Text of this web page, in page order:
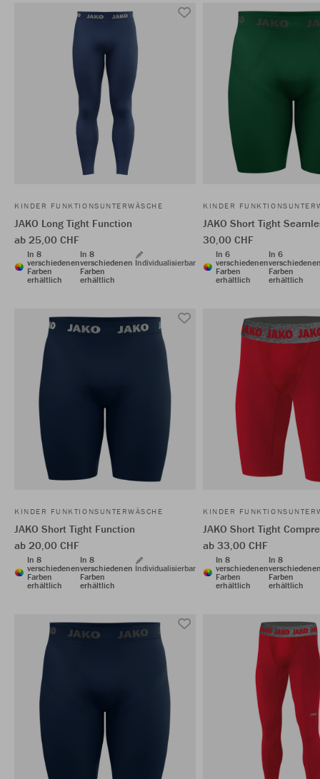
KINDER FUNKTIONSUNTERWÄSCHE
JAKO Long Tight Function
ab 25,00 CHF
In 8
verschiedenen
Farben
erhältlich
In 8
verschiedenen
Farben
erhältlich
Individualisierbar
KINDER
JAKO Short Tight
30,00 CHF
In 6
verschiedenen
Farben
erhältlich
In 6
Farben
erhältlich
KINDER FUNKTIONSUNTERWÄSCHE
JAKO Short Tight Function
ab 20,00 CHF
In 8
verschiedenen
Farben
erhältlich
In 8
verschiedenen
Farben
erhältlich
Individualisierbar
KINDER
JAKO Short Tight
ab 33,00 CHF
In 8
verschiedenen
Farben
erhältlich
In 8
Farben
erhältlich